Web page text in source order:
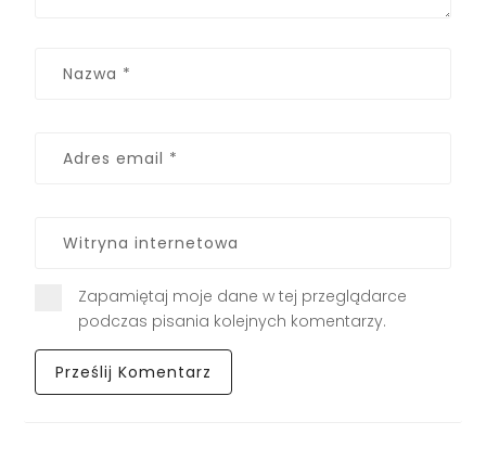
Zapamiętaj moje dane w tej przeglądarce
podczas pisania kolejnych komentarzy.